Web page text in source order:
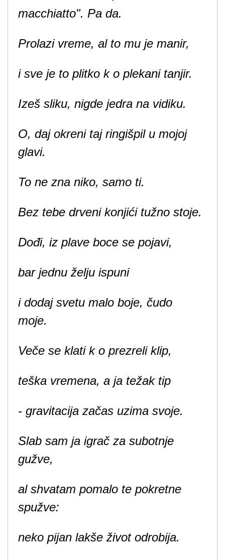
macchiatto". Pa da.
Prolazi vreme, al to mu je manir,
i sve je to plitko k o plekani tanjir.
Izeš sliku, nigde jedra na vidiku.
O, daj okreni taj ringišpil u mojoj
glavi.
To ne zna niko, samo ti.
Bez tebe drveni konjići tužno stoje.
Dođi, iz plave boce se pojavi,
bar jednu želju ispuni
i dodaj svetu malo boje, čudo
moje.
Veče se klati k o prezreli klip,
teška vremena, a ja težak tip
- gravitacija začas uzima svoje.
Slab sam ja igrač za subotnje
gužve,
al shvatam pomalo te pokretne
spužve:
neko pijan lakše život odrobija.